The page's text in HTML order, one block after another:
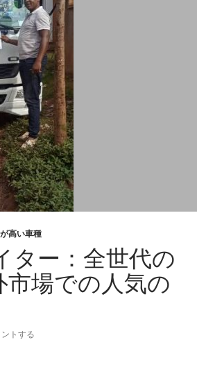
高い車種
ター：全世代の
市場での人気の
ントする